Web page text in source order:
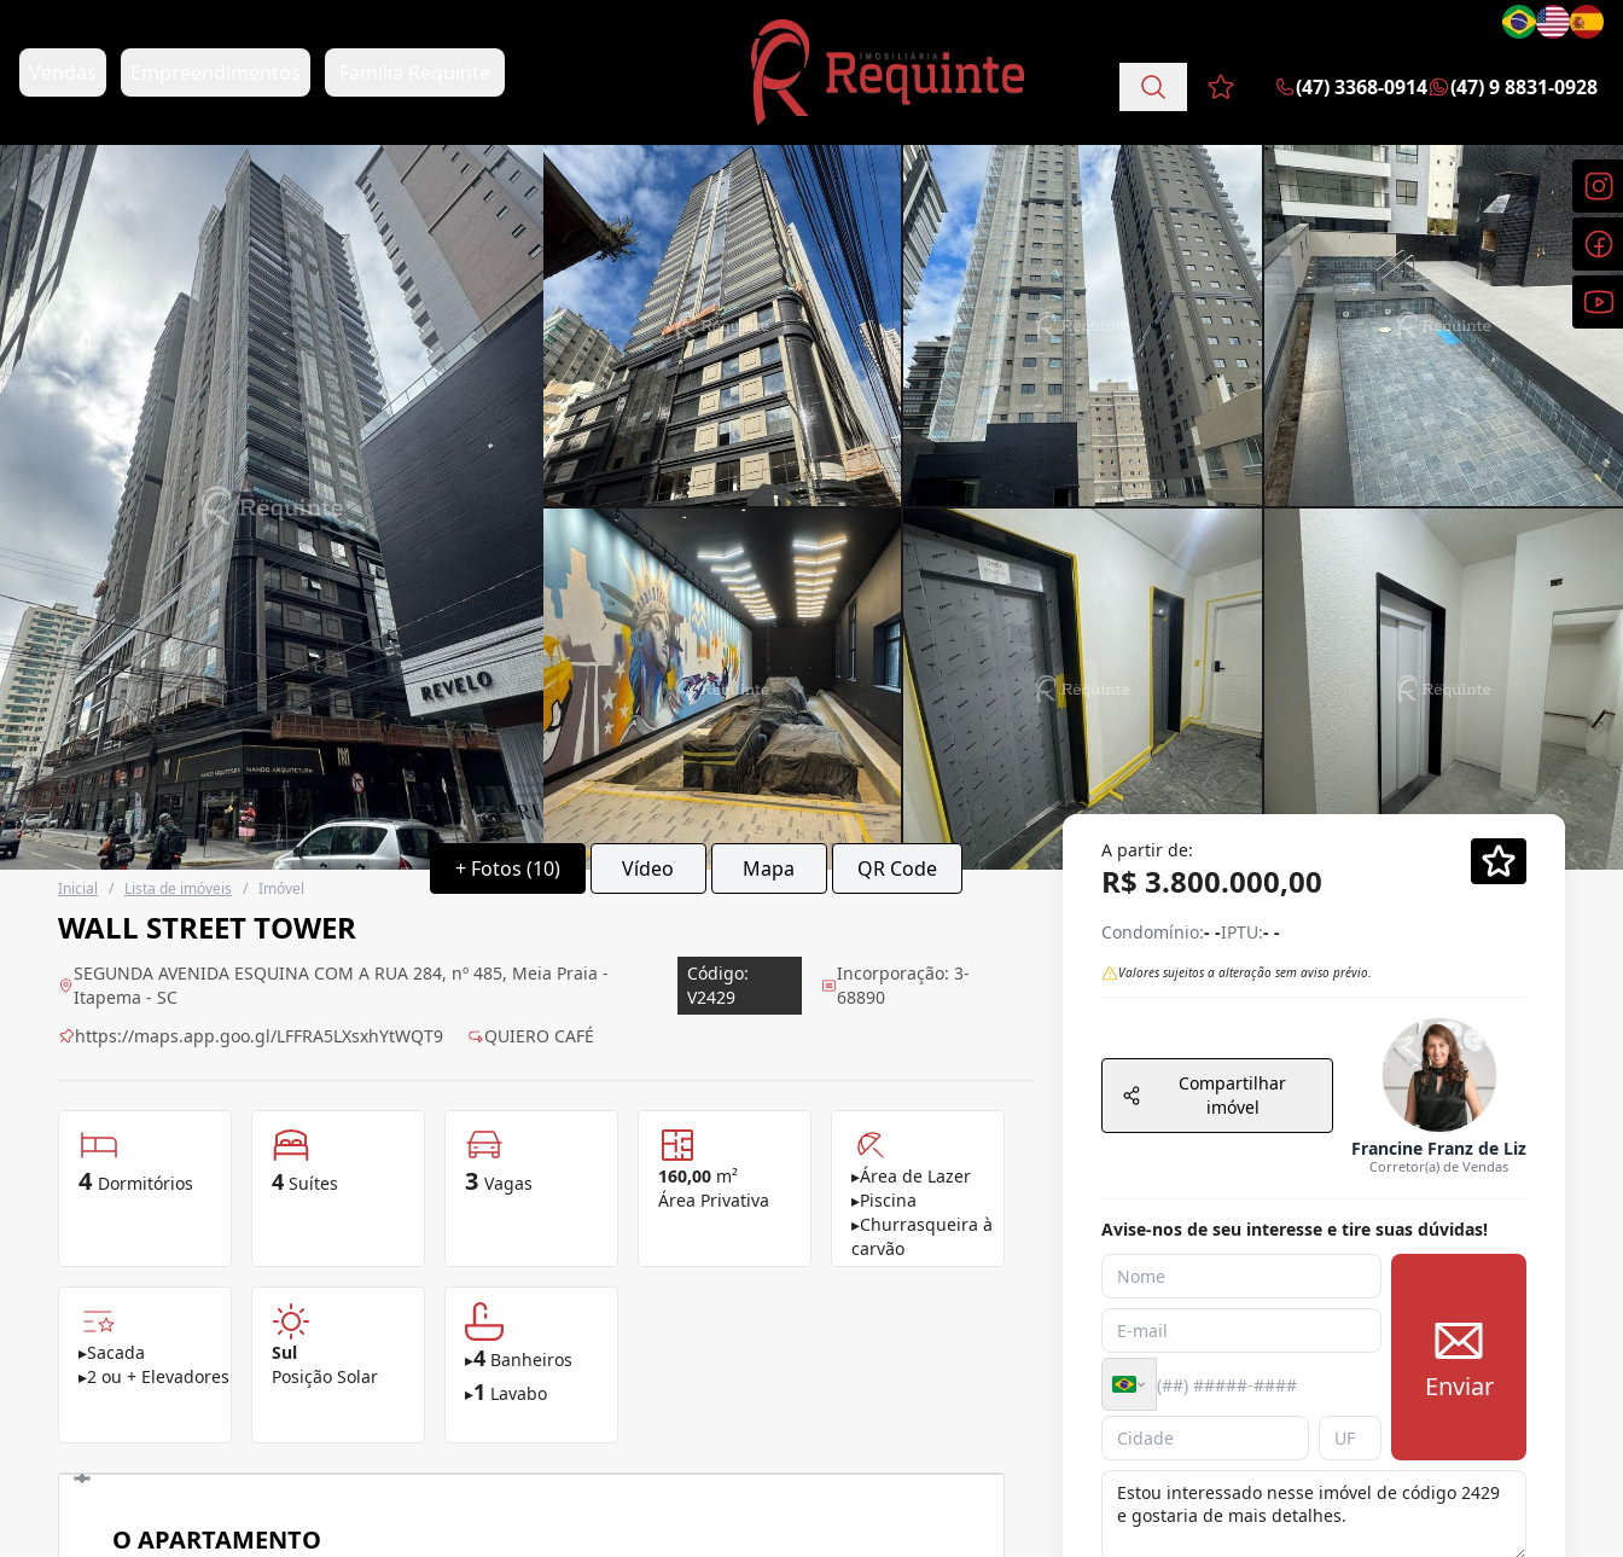
Favoritos (0 itens)
(47) 3368-0914 (47) 9 8831-0928
+ Fotos (10) Vídeo Mapa QR Code
Inicial / Lista de imóveis / Imóvel
WALL STREET TOWER
SEGUNDA AVENIDA ESQUINA COM A RUA 284, nº 485, Meia Praia -
Itapema - SC
Código:
V2429
Incorporação: 3-
68890
https://maps.app.goo.gl/LFFRA5LXsxhYtWQT9
QUIERO CAFÉ
4 Dormitórios 4 Suítes 3 Vagas 160,00 m²
Área Privativa
▸Área de Lazer
▸Piscina
▸Churrasqueira à
carvão
▸Sacada
▸2 ou + Elevadores
Sul
Posição Solar
▸4 Banheiros
▸1 Lavabo
O APARTAMENTO
A partir de:
R$ 3.800.000,00
Condomínio:- -IPTU:- -
Valores sujeitos a alteração sem aviso prévio.
Compartilhar
imóvel
Francine Franz de Liz
Corretor(a) de Vendas
Avise-nos de seu interesse e tire suas dúvidas!
Enviar